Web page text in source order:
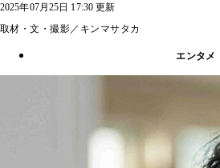
2025年07月25日 17:30 更新
取材・文・撮影／キンマサタカ
エンタメ